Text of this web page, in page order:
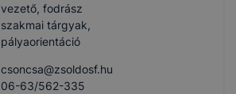
vezető, fodrász
szakmai tárgyak,
pályaorientáció
csoncsa​@zsoldosf.hu
06-63/562-335